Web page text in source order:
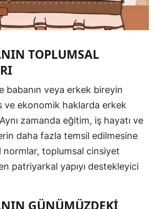
TOPLUMSAL
babanın veya erkek bireyin
ve ekonomik haklarda erkek
zamanda eğitim, iş hayatı ve
daha fazla temsil edilmesine
normlar, toplumsal cinsiyet
patriyarkal yapıyı destekleyici
GÜNÜMÜZDEKİ